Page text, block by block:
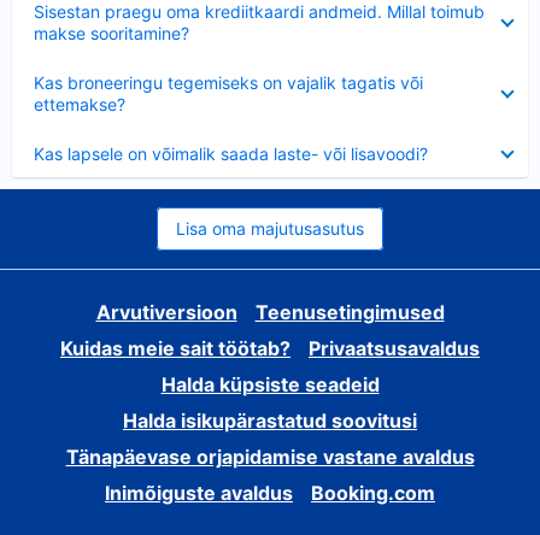
Sisestan praegu oma krediitkaardi andmeid. Millal toimub
makse sooritamine?
Kas broneeringu tegemiseks on vajalik tagatis või
ettemakse?
Kas lapsele on võimalik saada laste- või lisavoodi?
Lisa oma majutusasutus
Arvutiversioon
Teenusetingimused
Kuidas meie sait töötab?
Privaatsusavaldus
Halda küpsiste seadeid
Halda isikupärastatud soovitusi
Tänapäevase orjapidamise vastane avaldus
Inimõiguste avaldus
Booking.com